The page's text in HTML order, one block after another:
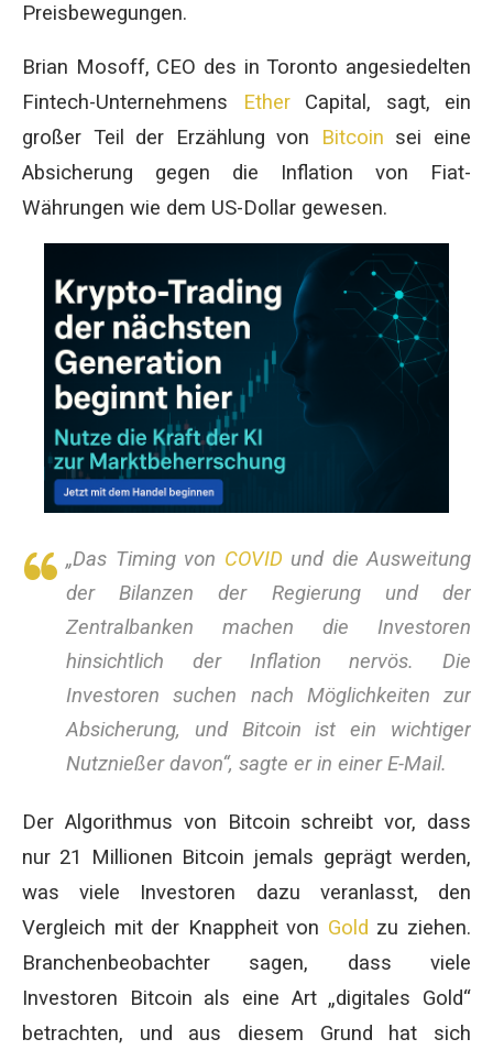
Preisbewegungen.
Brian Mosoff, CEO des in Toronto angesiedelten
Fintech-Unternehmens
EtherCapital, sagt, ein
großer Teil der Erzählung von Bitcoin sei eine
Absicherung gegen die Inflation von Fiat-
Währungen wie dem US-Dollar gewesen.
„Das Timing von COVID und die Ausweitung
der Bilanzen der Regierung und der
Zentralbanken machen die Investoren
hinsichtlich der Inflation nervös. Die
Investoren suchen nach Möglichkeiten zur
Absicherung, und Bitcoin ist ein wichtiger
Nutznießer davon“, sagte er in einer E-Mail.
Der Algorithmus von Bitcoin schreibt vor, dass
nur 21 Millionen Bitcoin jemals geprägt werden,
was viele Investoren dazu veranlasst, den
Vergleich mit der Knappheit von Gold zu ziehen.
Branchenbeobachter sagen, dass viele
Investoren Bitcoin als eine Art „digitales Gold“
betrachten, und aus diesem Grund hat sich